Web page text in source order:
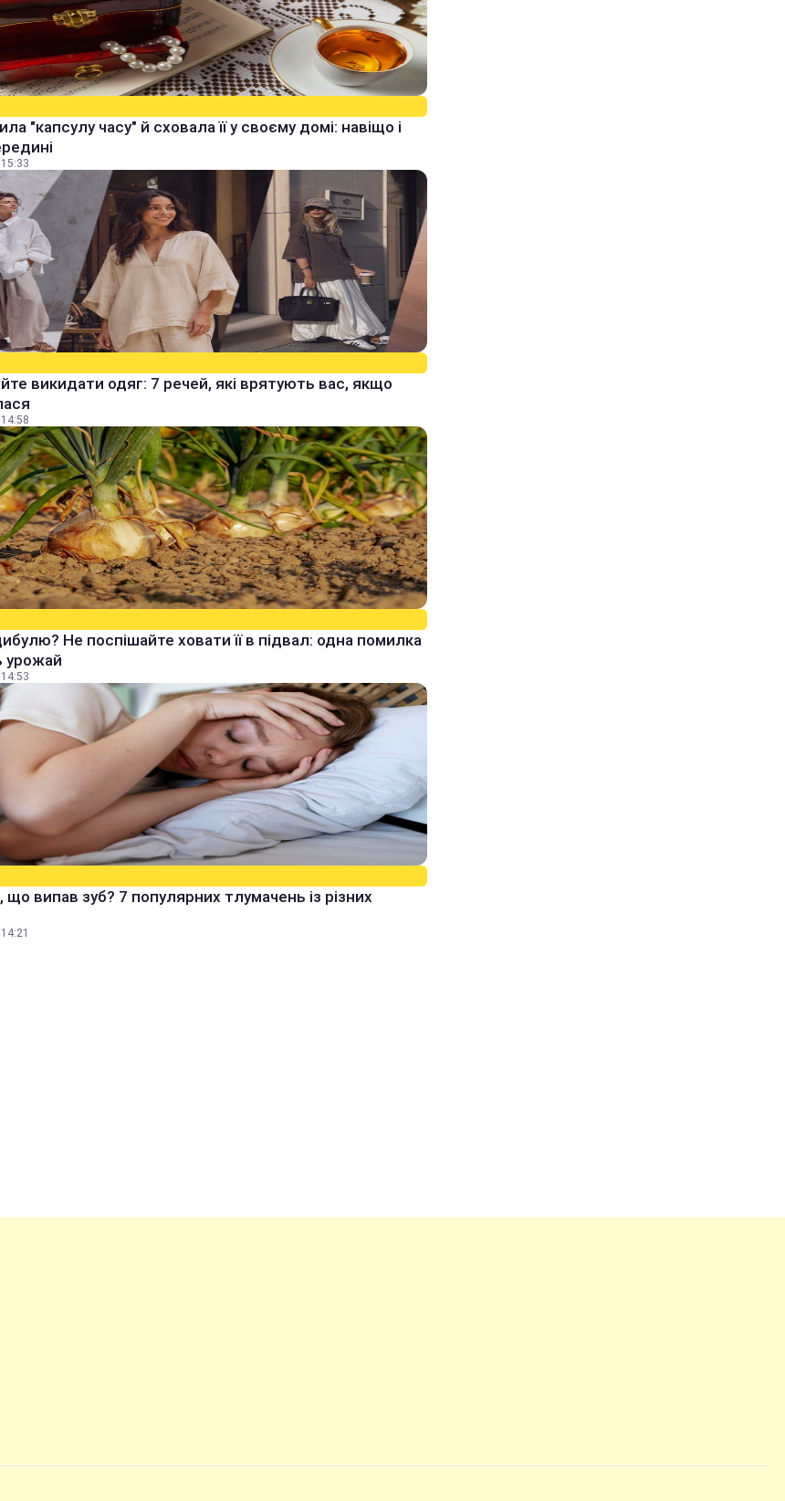
"капсулу часу" й сховала її у своєму домі: навіщо і
викидати одяг: 7 речей, які врятують вас, якщо
Не поспішайте ховати її в підвал: одна помилка
урожай
випав зуб? 7 популярних тлумачень із різних